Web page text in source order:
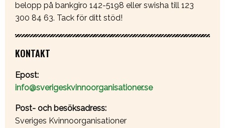
belopp på bankgiro 142-5198 eller swisha till 123
300 84 63. Tack för ditt stöd!
KONTAKT
Epost:
info@sverigeskvinnoorganisationer.se
Post- och besöksadress:
Sveriges Kvinnoorganisationer